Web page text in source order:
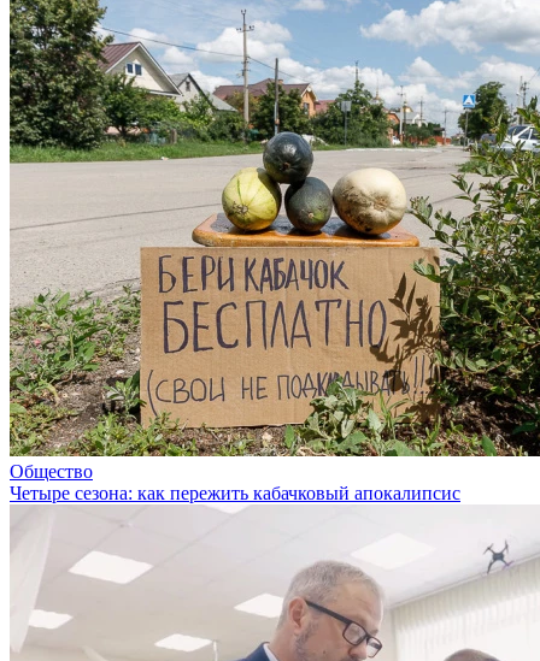
Общество
Четыре сезона: как пережить кабачковый апокалипсис